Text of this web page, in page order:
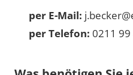
per E-Mail:
per Telefon: 0211 99